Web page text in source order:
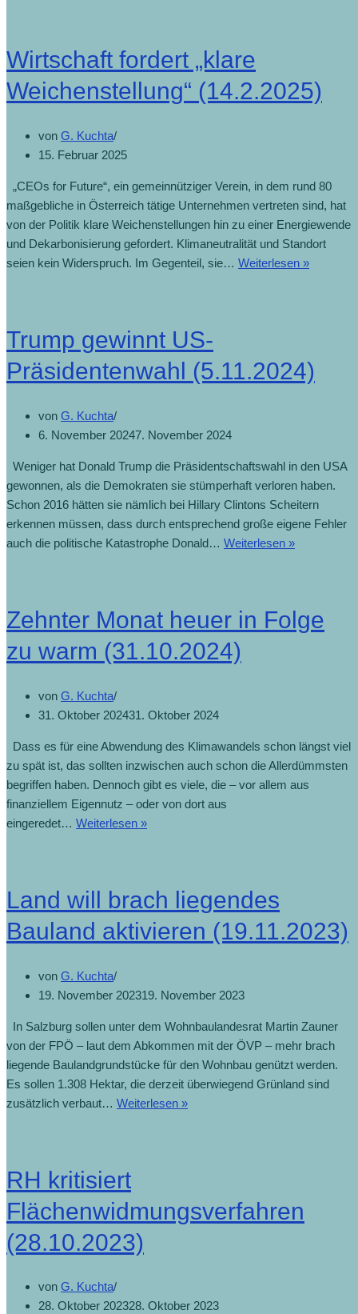
Wirtschaft fordert „klare
Weichenstellung“ (14.2.2025)
von G. Kuchta
15. Februar 2025
„CEOs for Future“, ein gemeinnütziger Verein, in dem rund 80
maßgebliche in Österreich tätige Unternehmen vertreten sind, hat
von der Politik klare Weichenstellungen hin zu einer Energiewende
und Dekarbonisierung gefordert. Klimaneutralität und Standort
seien kein Widerspruch. Im Gegenteil, sie… Weiterlesen »
Trump gewinnt US-
Präsidentenwahl (5.11.2024)
von G. Kuchta
6. November 20247. November 2024
Weniger hat Donald Trump die Präsidentschaftswahl in den USA
gewonnen, als die Demokraten sie stümperhaft verloren haben.
Schon 2016 hätten sie nämlich bei Hillary Clintons Scheitern
erkennen müssen, dass durch entsprechend große eigene Fehler
auch die politische Katastrophe Donald… Weiterlesen »Trump
(5.11.2024)
Zehnter Monat heuer in Folge
zu warm (31.10.2024)
von G. Kuchta
31. Oktober 202431. Oktober 2024
Dass es für eine Abwendung des Klimawandels schon längst viel
zu spät ist, das sollten inzwischen auch schon die Allerdümmsten
begriffen haben. Dennoch gibt es viele, die – vor allem aus
finanziellem Eigennutz – oder von dort aus
eingeredet… Weiterlesen »Zehnter
Folge
warm
Land will brach liegendes
Bauland aktivieren (19.11.2023)
von G. Kuchta
19. November 202319. November 2023
In Salzburg sollen unter dem Wohnbaulandesrat Martin Zauner
von der FPÖ – laut dem Abkommen mit der ÖVP – mehr brach
liegende Baulandgrundstücke für den Wohnbau genützt werden.
Es sollen 1.308 Hektar, die derzeit überwiegend Grünland sind
zusätzlich verbaut… Weiterlesen »Land
(19.11.2023)
RH kritisiert
Flächenwidmungsverfahren
(28.10.2023)
von G. Kuchta
28. Oktober 202328. Oktober 2023